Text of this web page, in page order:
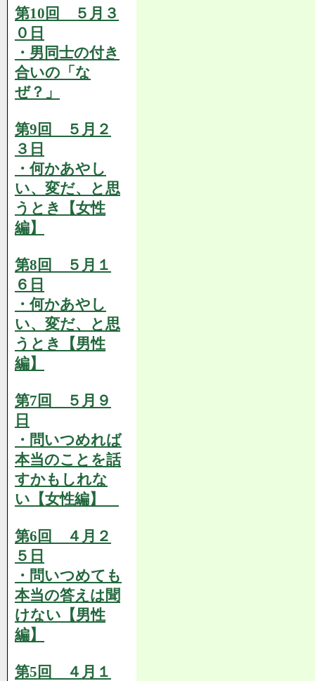
第10回 ５月３
０日
・男同士の付き
合いの「な
ぜ？」
第9回 ５月２
３日
・何かあやし
い、変だ、と思
うとき【女性
編】
第8回 ５月１
６日
・何かあやし
い、変だ、と思
うとき【男性
編】
第7回 ５月９
日
・問いつめれば
本当のことを話
すかもしれな
い【女性編】
第6回 ４月２
５日
・問いつめても
本当の答えは聞
けない【男性
編】
第5回 ４月１